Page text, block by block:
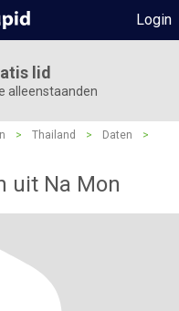
Login
lid
alleenstaanden
> Thailand > Daten
>
uit Na Mon